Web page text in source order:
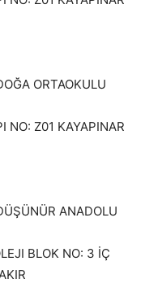
ORTAOKULU
NO: Z01 KAYAPINAR
ANADOLU
BLOK NO: 3 İÇ